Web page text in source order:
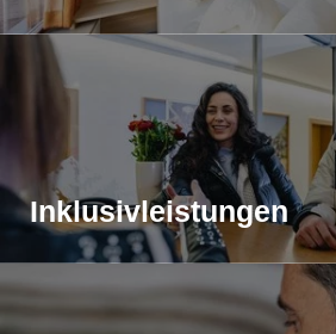
Inklusivleistungen